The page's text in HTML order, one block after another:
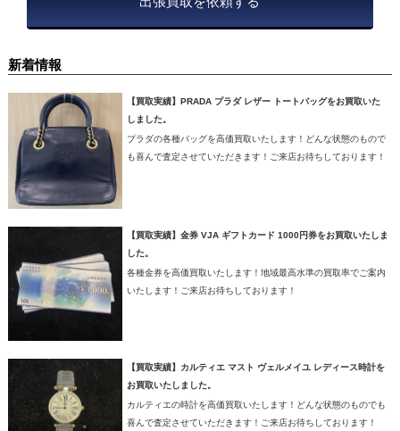
新着情報
【買取実績】PRADA プラダ レザー トートバッグをお買取いた
しました。
プラダの各種バッグを高価買取いたします！どんな状態のもので
も喜んで査定させていただきます！ご来店お待ちしております！
【買取実績】金券 VJA ギフトカード 1000円券をお買取いたしま
した。
各種金券を高価買取いたします！地域最高水準の買取率でご案内
いたします！ご来店お待ちしております！
【買取実績】カルティエ マスト ヴェルメイユ レディース時計を
お買取いたしました。
カルティエの時計を高価買取いたします！どんな状態のものでも
喜んで査定させていただきます！ご来店お待ちしております！